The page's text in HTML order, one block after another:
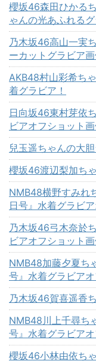
櫻坂46森田ひかる
ゃんの光あふれるグ
乃木坂46高山一実
ーカットグラビア画
AKB48村山彩希ち
着グラビア！
日向坂46東村芽依
ビアオフショット画
兒玉遥ちゃんの大
櫻坂46渡辺梨加ち
NMB48横野すみれ
日号』水着グラビ
乃木坂46弓木奈於
ビアオフショット画
NMB48加藤夕夏ち
号』水着グラビアオ
乃木坂46賀喜遥香
NMB48川上千尋ち
号』水着グラビアオ
櫻坂46小林由依ち